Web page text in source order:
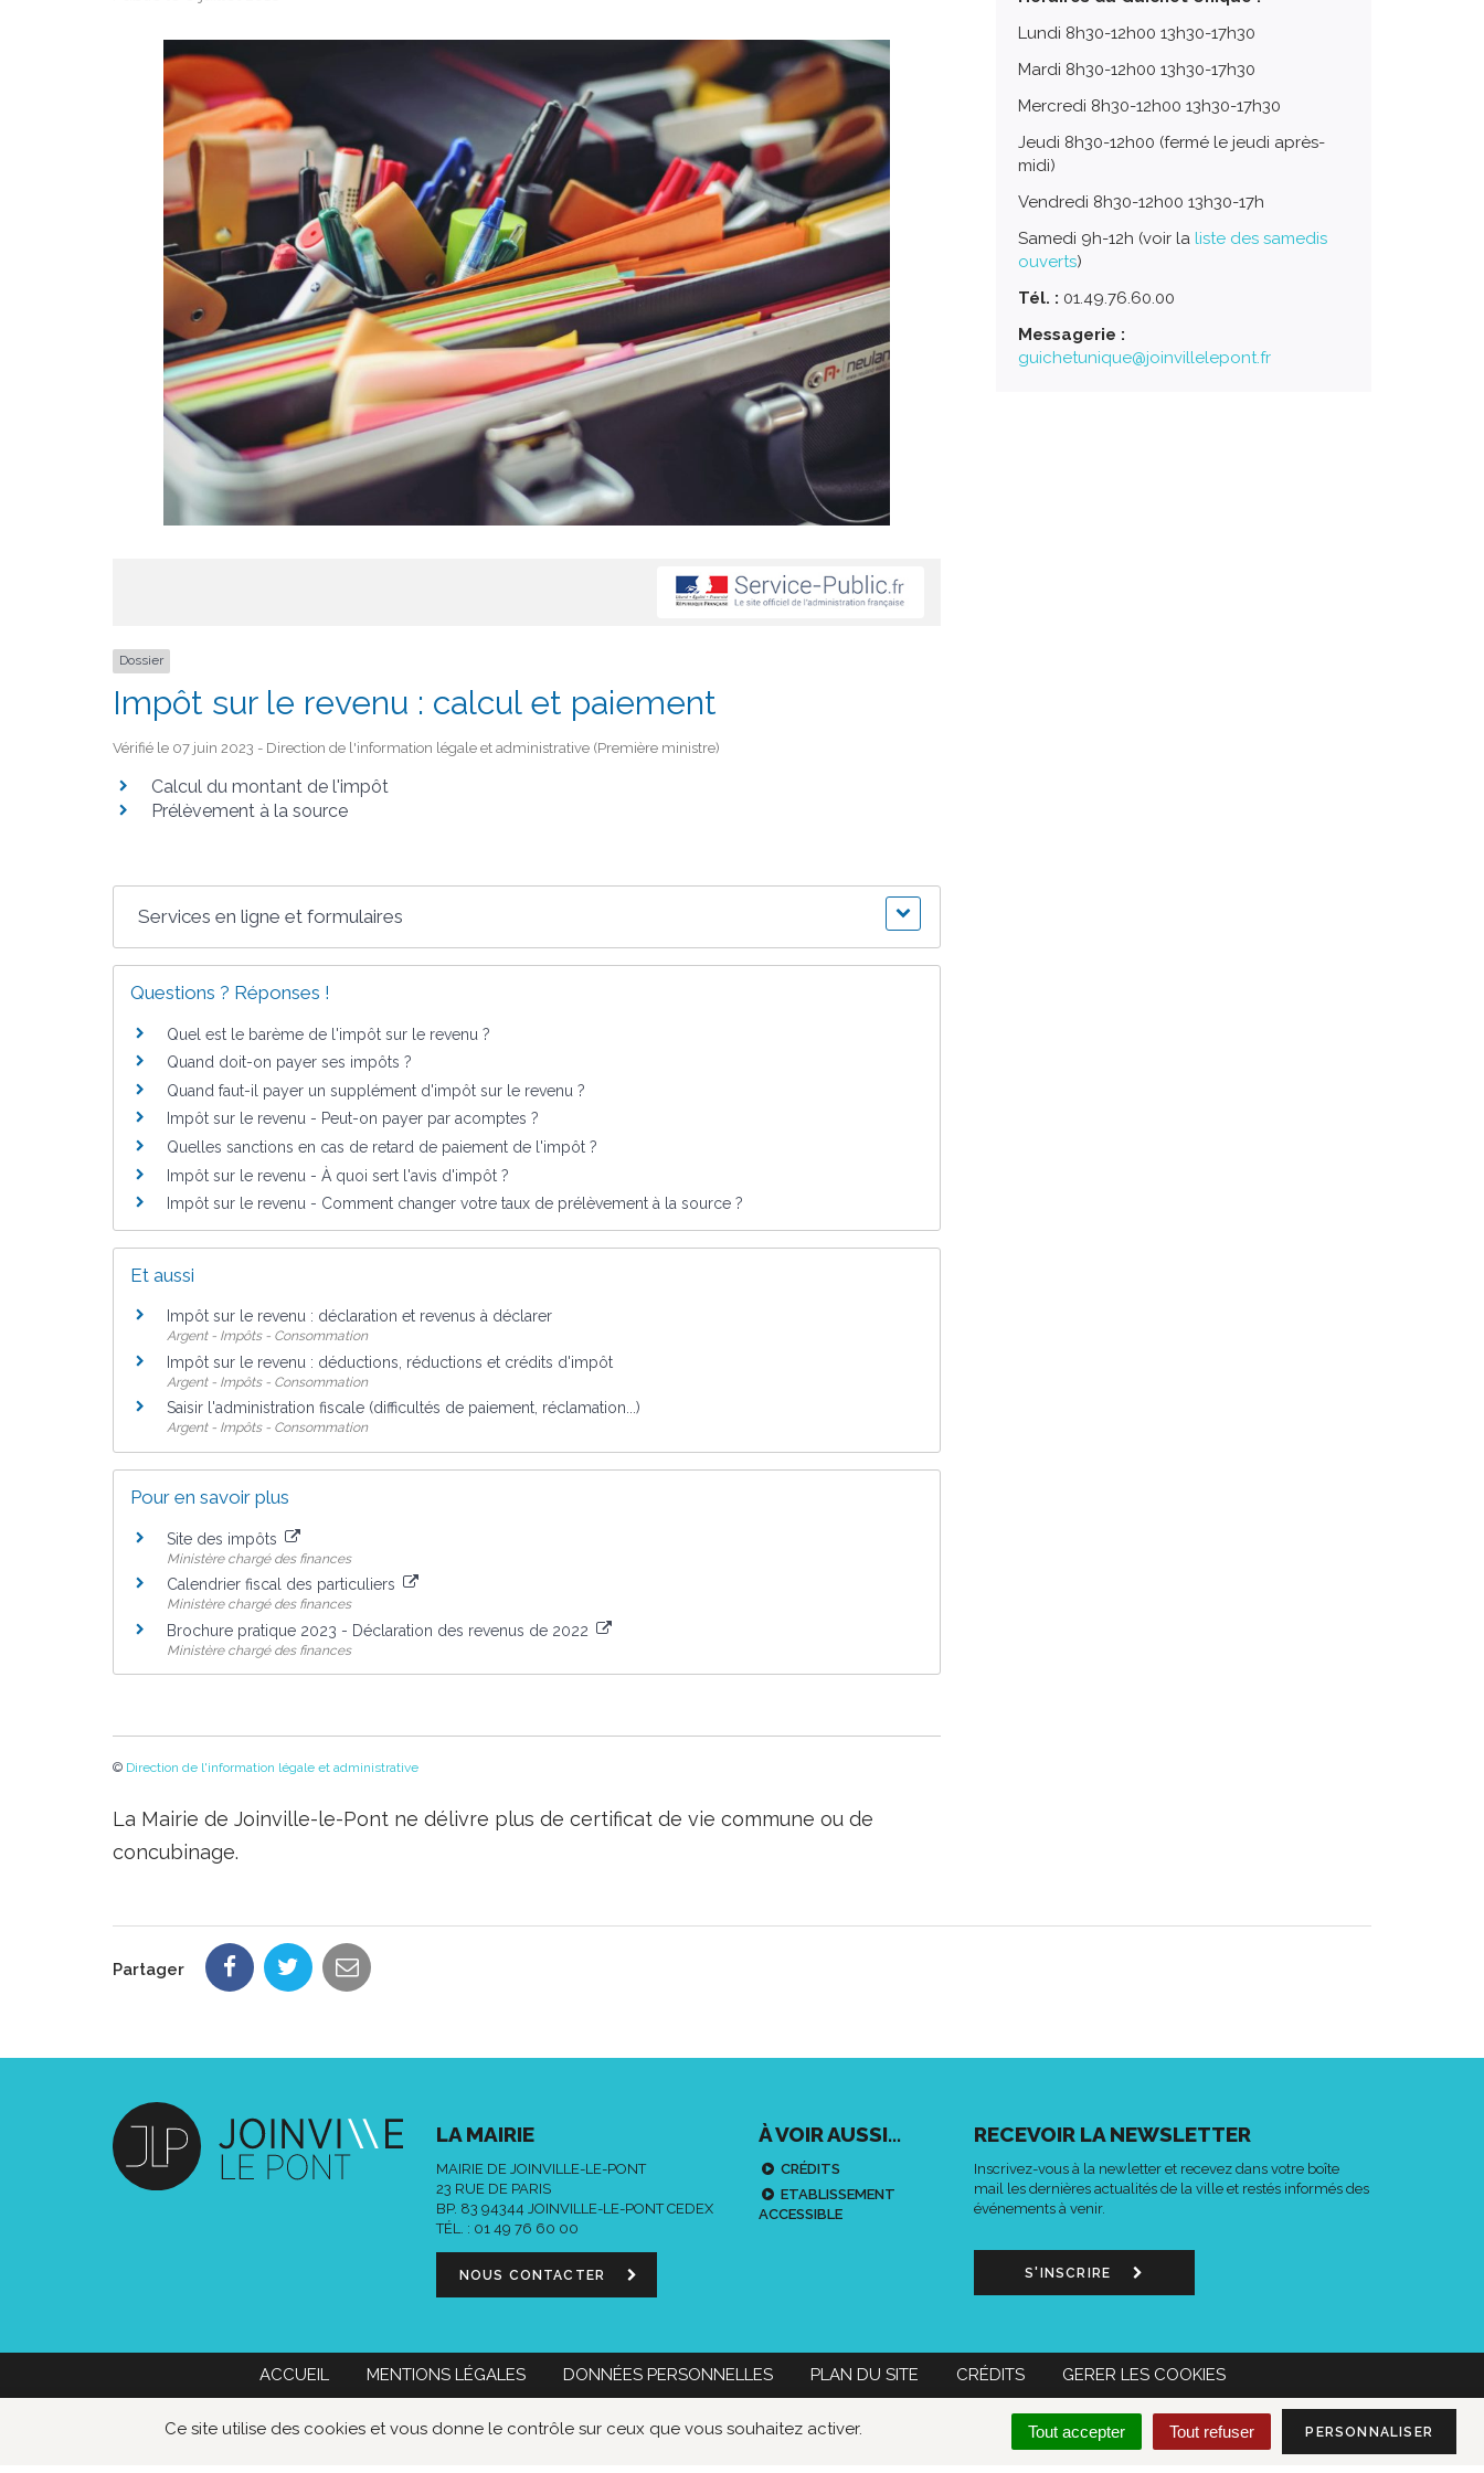
Ce site utilise des cookies et vous donne le contrôle sur ceux que vous souhaitez activer. Tout accepter Tout refuser PERSONNALISER
Dossier
Impôt sur le revenu : calcul et paiement
Vérifié le 07 juin 2023 - Direction de l'information légale et administrative (Première ministre)
Calcul du montant de l'impôt
Prélèvement à la source
Services en ligne et formulaires
Questions ? Réponses !
Quel est le barème de l'impôt sur le revenu ?
Quand doit-on payer ses impôts ?
Quand faut-il payer un supplément d'impôt sur le revenu ?
Impôt sur le revenu - Peut-on payer par acomptes ?
Quelles sanctions en cas de retard de paiement de l'impôt ?
Impôt sur le revenu - À quoi sert l'avis d'impôt ?
Impôt sur le revenu - Comment changer votre taux de prélèvement à la source ?
Et aussi
Impôt sur le revenu : déclaration et revenus à déclarer
Argent - Impôts - Consommation
Impôt sur le revenu : déductions, réductions et crédits d'impôt
Argent - Impôts - Consommation
Saisir l'administration fiscale (difficultés de paiement, réclamation...)
Argent - Impôts - Consommation
Pour en savoir plus
Site des impôts
Ministère chargé des finances
Calendrier fiscal des particuliers
Ministère chargé des finances
Brochure pratique 2023 - Déclaration des revenus de 2022
Ministère chargé des finances
© Direction de l'information légale et administrative
La Mairie de Joinville-le-Pont ne délivre plus de certificat de vie commune ou de
concubinage.
Lundi 8h30-12h00 13h30-17h30
Mardi 8h30-12h00 13h30-17h30
Mercredi 8h30-12h00 13h30-17h30
Jeudi 8h30-12h00 (fermé le jeudi après-
midi)
Vendredi 8h30-12h00 13h30-17h
Samedi 9h-12h (voir la liste des samedis
ouverts)
Tél. : 01.49.76.60.00
Messagerie :
guichetunique@joinvillelepont.fr
Partager
LA MAIRIE
MAIRIE DE JOINVILLE-LE-PONT
23 RUE DE PARIS
BP. 83 94344 JOINVILLE-LE-PONT CEDEX
TÉL. : 01 49 76 60 00
NOUS CONTACTER
À VOIR AUSSI...
CRÉDITS
ETABLISSEMENT
ACCESSIBLE
RECEVOIR LA NEWSLETTER
Inscrivez-vous à la newletter et recevez dans votre boîte
mail les dernières actualités de la ville et restés informés des
événements à venir.
S'INSCRIRE
ACCUEIL MENTIONS LÉGALES DONNÉES PERSONNELLES PLAN DU SITE CRÉDITS GERER LES COOKIES
Mairie de Joinville-le-Pont 01 49 76 60 00 Nous contacter MON COMPTE CITOYEN
Lien
vers
Acce-
o